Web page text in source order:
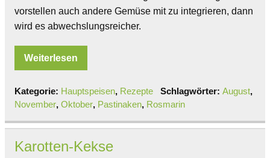
vorstellen auch andere Gemüse mit zu integrieren, dann
wird es abwechslungsreicher.
Weiterlesen
Kategorie: Hauptspeisen, Rezepte Schlagwörter: August,
November, Oktober, Pastinaken, Rosmarin
Karotten-Kekse